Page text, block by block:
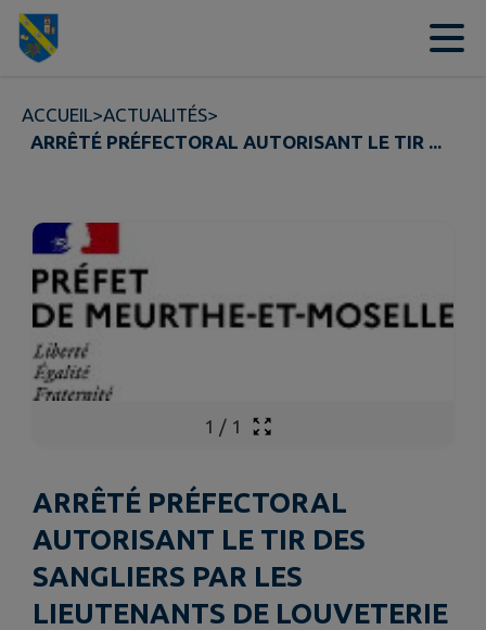
Contenu
ACCUEIL>ACTUALITÉS>
ARRÊTÉ PRÉFECTORAL AUTORISANT LE TIR ...
1 / 1
ARRÊTÉ PRÉFECTORAL
AUTORISANT LE TIR DES
SANGLIERS PAR LES
LIEUTENANTS DE LOUVETERIE